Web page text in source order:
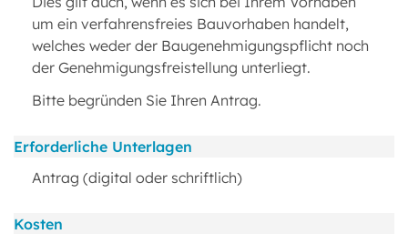
um ein verfahrensfreies Bauvorhaben handelt,
welches weder der Baugenehmigungspflicht noch
der Genehmigungsfreistellung unterliegt.
Bitte begründen Sie Ihren Antrag.
Erforderliche Unterlagen
Antrag (digital oder schriftlich)
Kosten